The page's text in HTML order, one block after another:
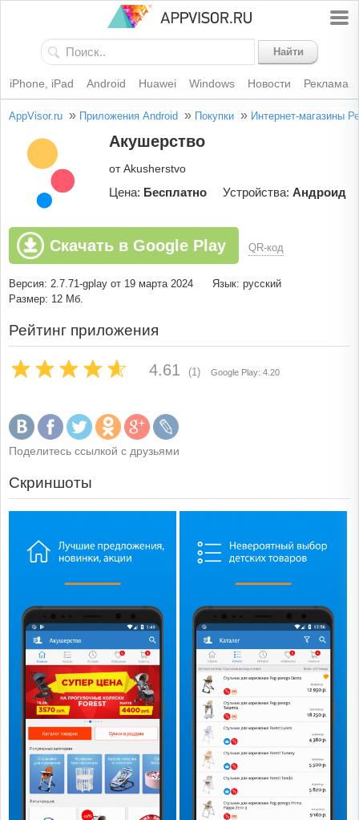
Найти
iPhone, iPad Android Huawei Windows Новости Реклама
AppVisor.ru » Приложения Android » Покупки » Интернет-магазины
Акушерство
от Akusherstvo
Цена: Бесплатно Устройства: Андроид
Скачать в Google Play QR-код
Версия: 2.7.71-gplay от 19 марта 2024
Язык: русский
Размер: 12 Мб.
Рейтинг приложения
4.61 (1) Google Play: 4.20
Поделитесь ссылкой с друзьями
Скриншоты